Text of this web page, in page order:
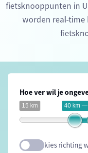
fietsknooppunten in
worden real-time
Hoe ver wil je
15 km 40 km —
kies richting